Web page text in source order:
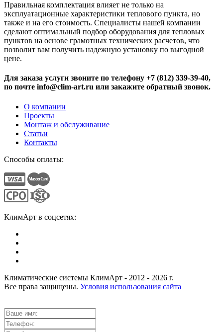
Правильная комплектация влияет не только на
эксплуатационные характеристики теплового пункта, но
также и на его стоимость. Специалисты нашей компании
сделают оптимальный подбор оборудования для тепловых
пунктов на основе грамотных технических расчетов, что
позволит вам получить надежную установку по выгодной
цене.
Для заказа услуги звоните по телефону +7 (812) 339-39-40,
по почте info@clim-art.ru или закажите обратный звонок.
О компании
Проекты
Монтаж и обслуживание
Статьи
Контакты
Способы оплаты:
КлимАрт в соцсетях:
Климатические системы КлимАрт - 2012 - 2026 г.
Все права защищены. Условия использования сайта